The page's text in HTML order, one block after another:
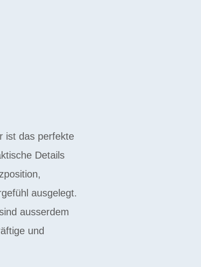
ist das perfekte
Details
ausgelegt.
ausserdem
und